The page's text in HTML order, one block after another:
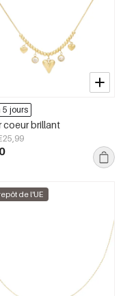
5 jours
coeur brillant
de l'UE